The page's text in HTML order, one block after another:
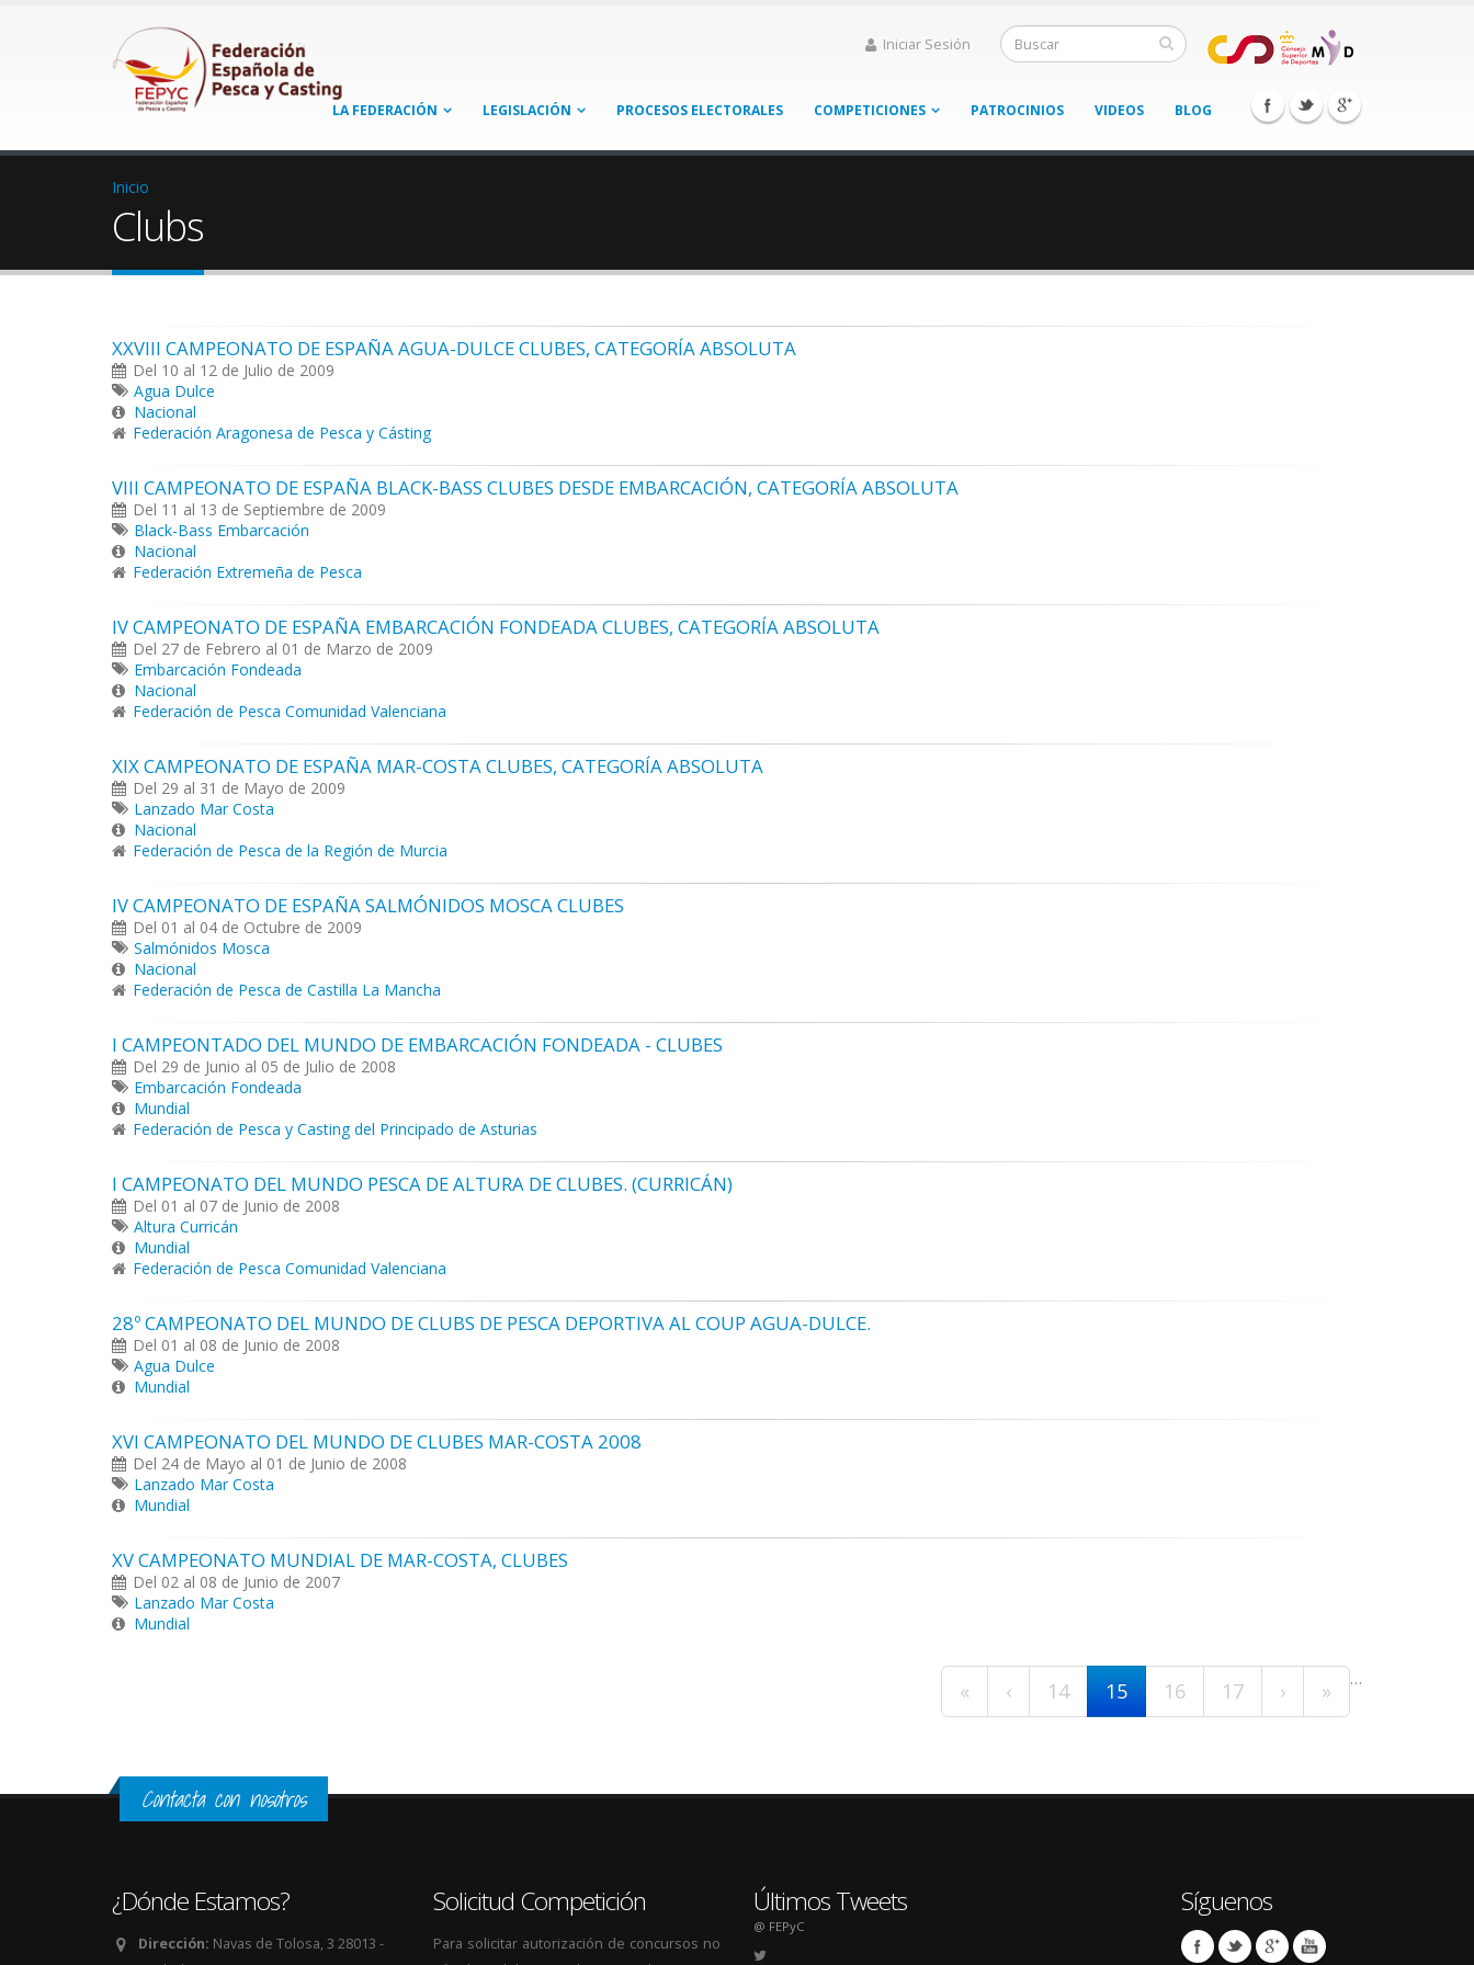
Iniciar Sesión
LA FEDERACIÓN LEGISLACIÓN PROCESOS ELECTORALES COMPETICIONES PATROCINIOS VIDEOS BLOG
Inicio
Clubs
XXVIII CAMPEONATO DE ESPAÑA AGUA-DULCE CLUBES, CATEGORÍA ABSOLUTA
Del 10 al 12 de Julio de 2009
Agua Dulce
Nacional
Federación Aragonesa de Pesca y Cásting
VIII CAMPEONATO DE ESPAÑA BLACK-BASS CLUBES DESDE EMBARCACIÓN, CATEGORÍA ABSOLUTA
Del 11 al 13 de Septiembre de 2009
Black-Bass Embarcación
Nacional
Federación Extremeña de Pesca
IV CAMPEONATO DE ESPAÑA EMBARCACIÓN FONDEADA CLUBES, CATEGORÍA ABSOLUTA
Del 27 de Febrero al 01 de Marzo de 2009
Embarcación Fondeada
Nacional
Federación de Pesca Comunidad Valenciana
XIX CAMPEONATO DE ESPAÑA MAR-COSTA CLUBES, CATEGORÍA ABSOLUTA
Del 29 al 31 de Mayo de 2009
Lanzado Mar Costa
Nacional
Federación de Pesca de la Región de Murcia
IV CAMPEONATO DE ESPAÑA SALMÓNIDOS MOSCA CLUBES
Del 01 al 04 de Octubre de 2009
Salmónidos Mosca
Nacional
Federación de Pesca de Castilla La Mancha
I CAMPEONTADO DEL MUNDO DE EMBARCACIÓN FONDEADA - CLUBES
Del 29 de Junio al 05 de Julio de 2008
Embarcación Fondeada
Mundial
Federación de Pesca y Casting del Principado de Asturias
I CAMPEONATO DEL MUNDO PESCA DE ALTURA DE CLUBES. (CURRICÁN)
Del 01 al 07 de Junio de 2008
Altura Curricán
Mundial
Federación de Pesca Comunidad Valenciana
28º CAMPEONATO DEL MUNDO DE CLUBS DE PESCA DEPORTIVA AL COUP AGUA-DULCE.
Del 01 al 08 de Junio de 2008
Agua Dulce
Mundial
XVI CAMPEONATO DEL MUNDO DE CLUBES MAR-COSTA 2008
Del 24 de Mayo al 01 de Junio de 2008
Lanzado Mar Costa
Mundial
XV CAMPEONATO MUNDIAL DE MAR-COSTA, CLUBES
Del 02 al 08 de Junio de 2007
Lanzado Mar Costa
Mundial
« ‹ …
14 15 16 17 › »
Contacta con nosotros
¿Dónde Estamos?
Dirección: Navas de Tolosa, 3 28013 -
Solicitud Competición
Para solicitar autorización de concursos no
Últimos Tweets
@ FEPyC
Síguenos